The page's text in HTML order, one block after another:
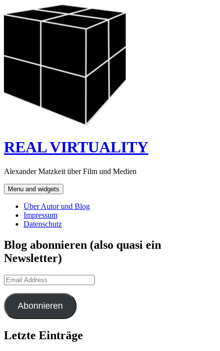
to
REAL VIRTUALITY
Alexander Matzkeit über Film und Medien
Menu and widgets
Über Autor und Blog
Impressum
Datenschutz
Blog abonnieren (also quasi ein
Newsletter)
Email
Address
Abonnieren
Letzte Einträge